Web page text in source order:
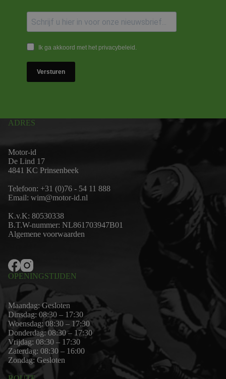
Ik ga akkoord met het privacybeleid.
Versturen
ADRES
Motor-id
De Lind 17
4841 KC Prinsenbeek
Telefoon: +31 (0)76 - 54 11 888
Email: wim@motor-id.nl
K.v.K: 80530338
B.T.W-nummer: NL861703947B01
Algemene voorwaarden
OPENINGSTIJDEN
Maandag: Gesloten
Dinsdag: 08:30 – 17:30
Woensdag: 08:30 – 17:30
Donderdag: 08:30 – 17:30
Vrijdag: 08:30 – 17:30
Zaterdag: 08:30 – 16:00
Zondag: Gesloten